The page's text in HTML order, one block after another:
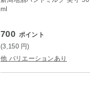
ml
700 ポイント
(3,150 円)
他 バリエーションあり